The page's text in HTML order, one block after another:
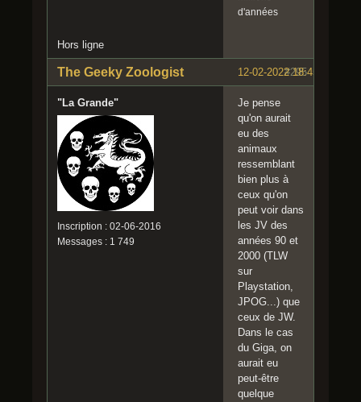
d'années
Hors ligne
#295
12-02-2022 18:45:46
The Geeky Zoologist
"La Grande"
Inscription : 02-06-2016
Messages : 1 749
Je pense
qu'on aurait
eu des
animaux
ressemblant
bien plus à
ceux qu'on
peut voir dans
les JV des
années 90 et
2000 (TLW
sur
Playstation,
JPOG...) que
ceux de JW.
Dans le cas
du Giga, on
aurait eu
peut-être
quelque